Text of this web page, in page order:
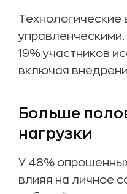
19% участников
включая
Больше
нагрузки
У 48%
влияя на личное